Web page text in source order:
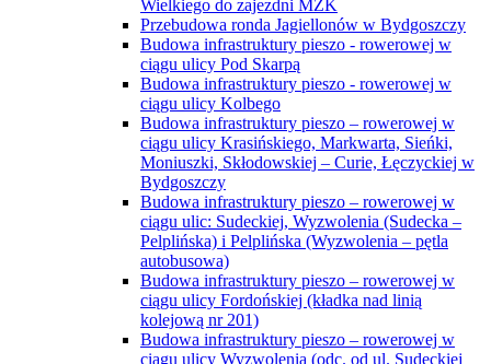
Wielkiego do zajezdni MZK
Przebudowa ronda Jagiellonów w Bydgoszczy
Budowa infrastruktury pieszo - rowerowej w
ciągu ulicy Pod Skarpą
Budowa infrastruktury pieszo - rowerowej w
ciągu ulicy Kolbego
Budowa infrastruktury pieszo – rowerowej w
ciągu ulicy Krasińskiego, Markwarta, Sieńki,
Moniuszki, Skłodowskiej – Curie, Łęczyckiej w
Bydgoszczy
Budowa infrastruktury pieszo – rowerowej w
ciągu ulic: Sudeckiej, Wyzwolenia (Sudecka –
Pelplińska) i Pelplińska (Wyzwolenia – pętla
autobusowa)
Budowa infrastruktury pieszo – rowerowej w
ciągu ulicy Fordońskiej (kładka nad linią
kolejową nr 201)
Budowa infrastruktury pieszo – rowerowej w
ciągu ulicy Wyzwolenia (odc. od ul. Sudeckiej